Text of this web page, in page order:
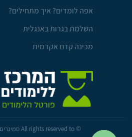
אפה לומדים? איך מתחילים?
השלמת בגרות באנגלית
מכינה קדם אקדמית
© All rights reserved to סמינרים לימודים וקורסים